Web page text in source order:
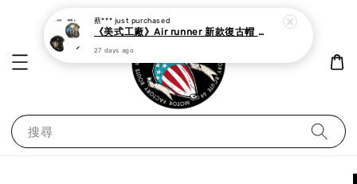
搜尋
蔡*** just purchased
《美式工廠》Air runner 新款復古帽 cafe racer
27 days ago